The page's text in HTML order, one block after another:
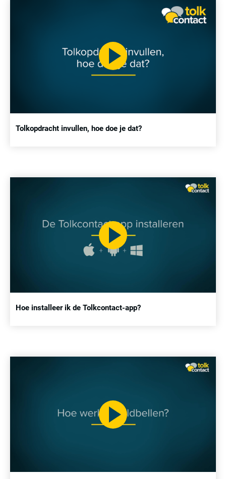
Tolkopdracht invullen, hoe doe je dat?
Hoe installeer ik de Tolkcontact-app?